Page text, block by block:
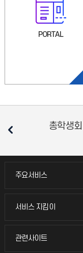
PORTAL
총학생회
주요서비스
주요서비스
교무회의방송
서비스 지킴이
서비스 지킴이
묻고 답하기
관련사이트
관련사이트